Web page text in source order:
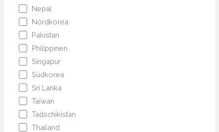
Nepal
Nordkorea
Pakistan
Philippinen
Singapur
Südkorea
Sri Lanka
Taiwan
Tadschikistan
Thailand